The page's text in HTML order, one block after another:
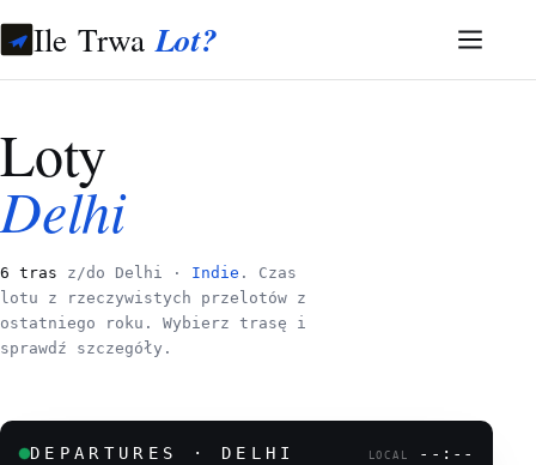
Ile TrwaLot?
Loty
Delhi
6 tras z/do Delhi · Indie . Czas
lotu z rzeczywistych przelotów z
ostatniego roku. Wybierz trasę i
sprawdź szczegóły.
DEPARTURES · DELHI LOCAL --:--